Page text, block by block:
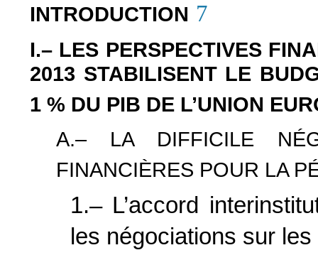
INTRODUCTION 7
I.– LES PERSPECTIVES
2013 STABILISENT LE
1 % DU PIB DE L’UNION
A.– LA DIFFICILE
FINANCIÈRES POUR LA
1.– L’accord
les négociations sur